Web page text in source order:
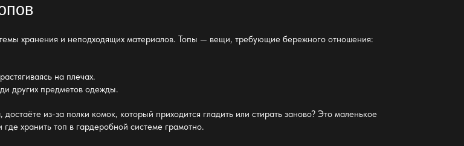
хранения и неподходящих материалов. Топы — вещи, требующие бережного отношения:
на плечах.
других предметоводежды.
достаёте из-за полки комок, который приходится гладить или стирать заново? Это маленькое
хранить топ в гардеробной системе грамотно.